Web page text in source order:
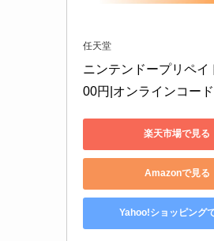
任天堂
ニンテンドープリペイ
00円|オンラインコー
楽天市場で見る
Amazonで見る
Yahoo!ショッピング